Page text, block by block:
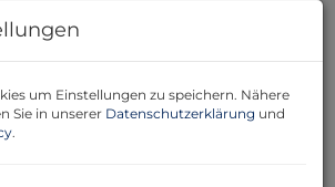
um Einstellungen zu speichern. Nähere
Sie in unserer Datenschutzerklärung und
.